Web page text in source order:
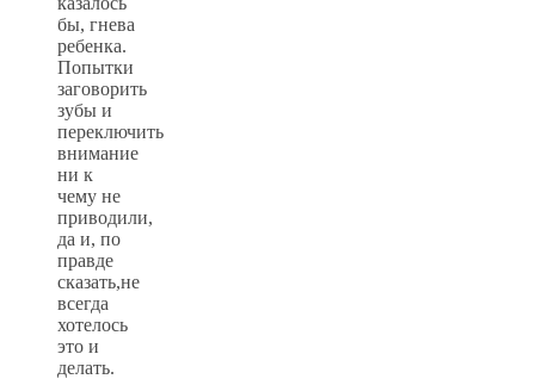
бы, гнева
ребенка.
Попытки
заговорить
зубы и
переключить
внимание
ни к
чему не
приводили,
да и, по
правде
сказать,не
всегда
хотелось
это и
делать.